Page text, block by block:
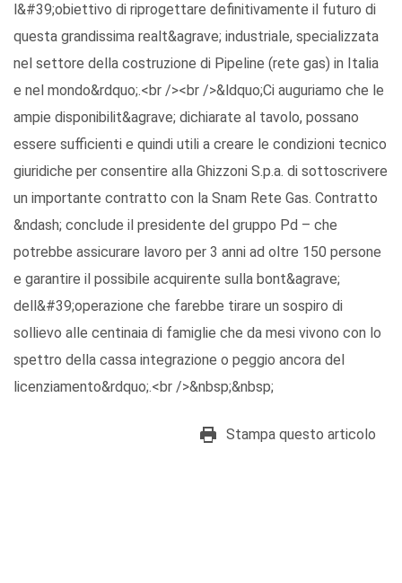
l&#39;obiettivo di riprogettare definitivamente il futuro di
questa grandissima realt&agrave; industriale, specializzata
nel settore della costruzione di Pipeline (rete gas) in Italia
e nel mondo&rdquo;.<br /><br />&ldquo;Ci auguriamo che le
ampie disponibilit&agrave; dichiarate al tavolo, possano
essere sufficienti e quindi utili a creare le condizioni tecnico
giuridiche per consentire alla Ghizzoni S.p.a. di sottoscrivere
un importante contratto con la Snam Rete Gas. Contratto
&ndash; conclude il presidente del gruppo Pd – che
potrebbe assicurare lavoro per 3 anni ad oltre 150 persone
e garantire il possibile acquirente sulla bont&agrave;
dell&#39;operazione che farebbe tirare un sospiro di
sollievo alle centinaia di famiglie che da mesi vivono con lo
spettro della cassa integrazione o peggio ancora del
licenziamento&rdquo;.<br />&nbsp;&nbsp;
Stampa questo articolo